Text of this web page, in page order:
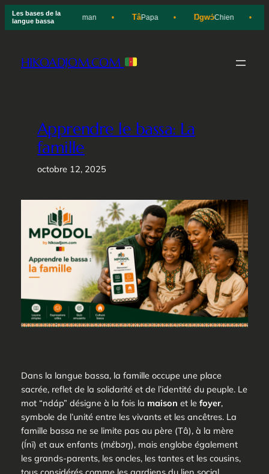
Les bases de la
langue bassa
Eau Ínī Maman TâPapa Ŋgwɔ́Chien
contenu
HIKOADJOM.COM
Apprendre le bassa: La
famille
octobre 12, 2025
Dans la langue bassa, la famille occupe une place
sacrée, reflet de la solidarité et de l’identité du peuple. Le
mot “ndáp” désigne à la fois la maison et le foyer,
symbole de l’unité entre les vivants et les ancêtres. La
famille bassa ne se limite pas au père (Tâ), à la mère
(Ínī) et aux enfants (mɛ̀bɔŋ), mais englobe également
les grands-parents, les oncles, les tantes et les cousins,